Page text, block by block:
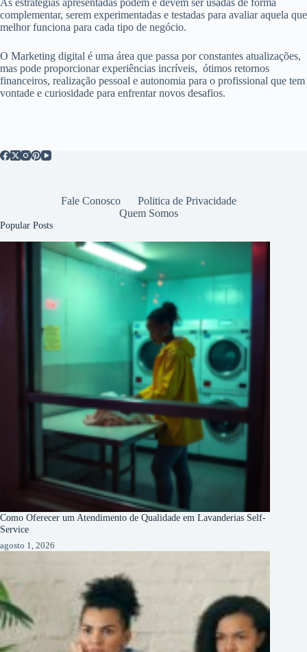
As estratégias apresentadas podem e devem ser usadas de forma
complementar, serem experimentadas e testadas para avaliar aquela que
melhor funciona para cada tipo de negócio.
O Marketing digital é uma área que passa por constantes atualizações,
mas pode proporcionar experiências incríveis, ótimos retornos
financeiros, realização pessoal e autonomia para o profissional que tem
vontade e curiosidade para enfrentar novos desafios.
Fale Conosco
Politica de Privacidade
Quem Somos
Popular Posts
Como Oferecer um Atendimento de Qualidade em Lavanderias Self-
Service
agosto 1, 2026